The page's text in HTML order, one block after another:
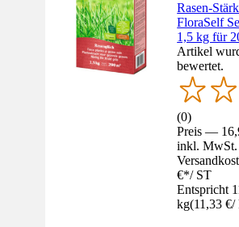
Rasen-
FloraSelf
1,5 kg für
Artikel
bewertet.
(0)
Preis —
inkl. MwSt.
€*/ ST
Entspricht
kg(11,33 €/